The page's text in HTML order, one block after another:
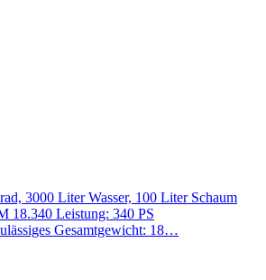
3000 Liter Wasser, 100 Liter Schaum
18.340 Leistung: 340 PS
Gesamtgewicht: 18…